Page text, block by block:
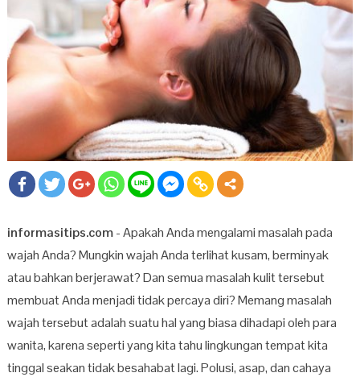
informasitips.com- Apakah Anda mengalami masalah pada
wajah Anda? Mungkin wajah Anda terlihat kusam, berminyak
atau bahkan berjerawat? Dan semua masalah kulit tersebut
membuat Anda menjadi tidak percaya diri? Memang masalah
wajah tersebut adalah suatu hal yang biasa dihadapi oleh para
wanita, karena seperti yang kita tahu lingkungan tempat kita
tinggal seakan tidak besahabat lagi. Polusi, asap, dan cahaya